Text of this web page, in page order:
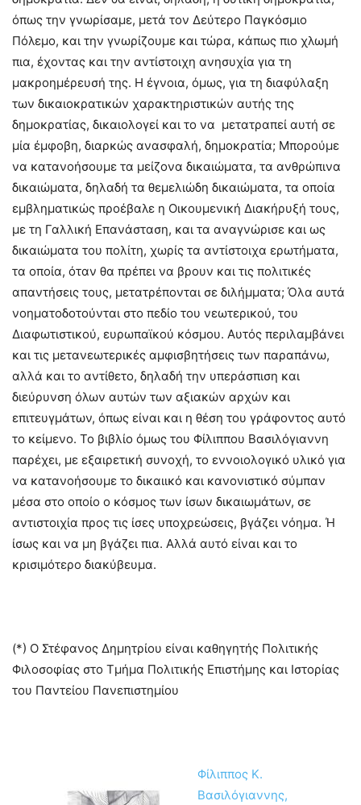
όπως την γνωρίσαμε, μετά τον Δεύτερο Παγκόσμιο
Πόλεμο, και την γνωρίζουμε και τώρα, κάπως πιο χλωμή
πια, έχοντας και την αντίστοιχη ανησυχία για τη
μακροημέρευσή της. Η έγνοια, όμως, για τη διαφύλαξη
των δικαιοκρατικών χαρακτηριστικών αυτής της
δημοκρατίας, δικαιολογεί και το να μετατραπεί αυτή σε
μία έμφοβη, διαρκώς ανασφαλή, δημοκρατία; Μπορούμε
να κατανοήσουμε τα μείζονα δικαιώματα, τα ανθρώπινα
δικαιώματα, δηλαδή τα θεμελιώδη δικαιώματα, τα οποία
εμβληματικώς προέβαλε η Οικουμενική Διακήρυξή τους,
με τη Γαλλική Επανάσταση, και τα αναγνώρισε και ως
δικαιώματα του πολίτη, χωρίς τα αντίστοιχα ερωτήματα,
τα οποία, όταν θα πρέπει να βρουν και τις πολιτικές
απαντήσεις τους, μετατρέπονται σε διλήμματα; Όλα αυτά
νοηματοδοτούνται στο πεδίο του νεωτερικού, του
Διαφωτιστικού, ευρωπαϊκού κόσμου. Αυτός περιλαμβάνει
και τις μετανεωτερικές αμφισβητήσεις των παραπάνω,
αλλά και το αντίθετο, δηλαδή την υπεράσπιση και
διεύρυνση όλων αυτών των αξιακών αρχών και
επιτευγμάτων, όπως είναι και η θέση του γράφοντος αυτό
το κείμενο. Το βιβλίο όμως του Φίλιππου Βασιλόγιαννη
παρέχει, με εξαιρετική συνοχή, το εννοιολογικό υλικό για
να κατανοήσουμε το δικαιικό και κανονιστικό σύμπαν
μέσα στο οποίο ο κόσμος των ίσων δικαιωμάτων, σε
αντιστοιχία προς τις ίσες υποχρεώσεις, βγάζει νόημα. Ή
ίσως και να μη βγάζει πια. Αλλά αυτό είναι και το
κρισιμότερο διακύβευμα.
(*) Ο Στέφανος Δημητρίου είναι καθηγητής Πολιτικής
Φιλοσοφίας στο Τμήμα Πολιτικής Επιστήμης και Ιστορίας
του Παντείου Πανεπιστημίου
Φίλιππος Κ.
Βασιλόγιαννης,